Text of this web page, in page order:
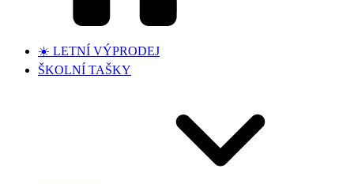
☀️ LETNÍ VÝPRODEJ
ŠKOLNÍ TAŠKY